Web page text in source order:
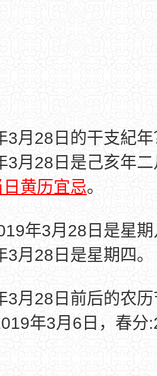
3月28日的干支紀年
3月28日是己亥年
黄历宜忌。
年3月28日是星
3月28日是星期四。
3月28日前后的农
年3月6日，春分